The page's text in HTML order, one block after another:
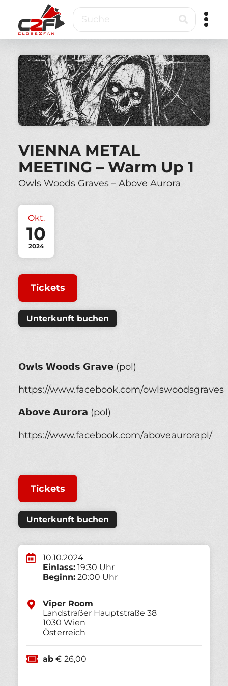
Inhalt
to
fan
&
VIP
ticketing
Suche
VIENNA METAL
MEETING – Warm Up 1
Owls Woods Graves – Above Aurora
Okt.
10
2024
Tickets
Unterkunft buchen
𝗢𝘄𝗹𝘀 𝗪𝗼𝗼𝗱𝘀 𝗚𝗿𝗮𝘃𝗲 (pol)
https://www.facebook.com/owlswoodsgraves
𝗔𝗯𝗼𝘃𝗲 𝗔𝘂𝗿𝗼𝗿𝗮 (pol)
https://www.facebook.com/aboveaurorapl/
Tickets
Unterkunft buchen
10.10.2024
Einlass: 19:30 Uhr
Beginn: 20:00 Uhr
Viper Room
Landstraßer Hauptstraße 38
1030 Wien
Österreich
ab € 26,00